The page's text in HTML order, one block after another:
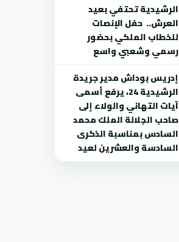
الرشيدية تحتفي بعيد
العرش.. حفل الإنصات
للخطاب الملكي بحضور
رسمي وشعبي واسع
إدريس بوداش مدير جريدة
الرشيدية 24، يرفع أسمى
آيات التهاني والولاء إلى
صاحب الجلالة الملك محمد
السادس بمناسبة الذكرى
السادسة والعشرين لعيد